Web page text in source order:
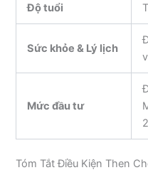
Độ tuổi
Sức khỏe & Lý lịch
Mức đầu tư
Tóm Tắt Điều Kiện Then